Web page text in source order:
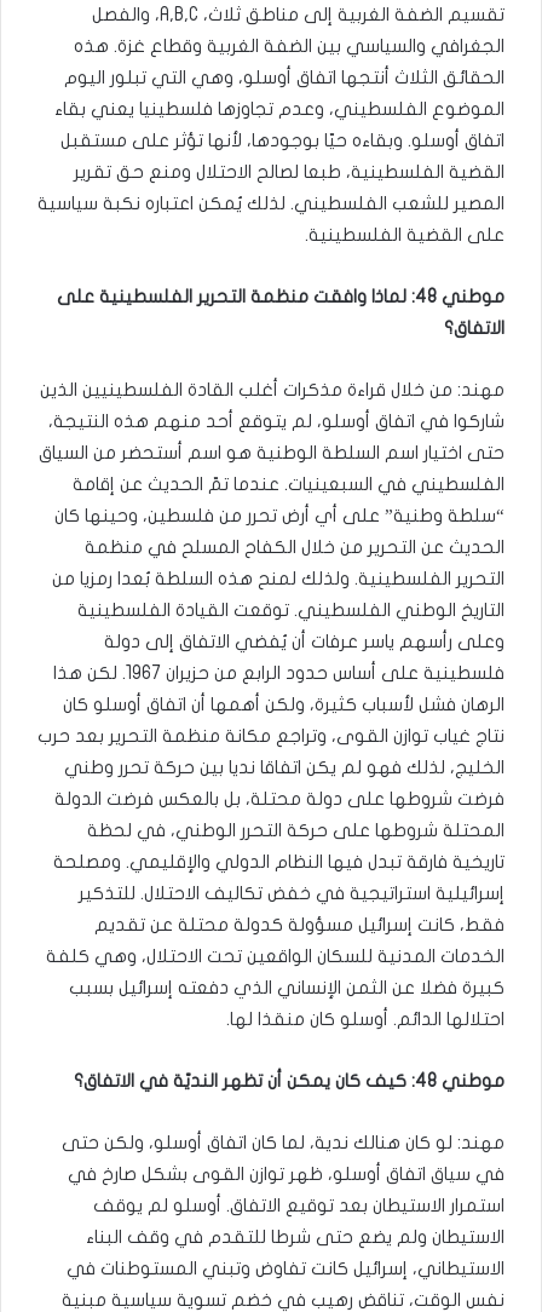
تقسيم الضفة الغربية إلى مناطق ثلاث، A,B,C، والفصل
الجغرافي والسياسي بين الضفة الغربية وقطاع غزة. هذه
الحقائق الثلاث أنتجها اتفاق أوسلو، وهي التي تبلور اليوم
الموضوع الفلسطيني، وعدم تجاوزها فلسطينيا يعني بقاء
اتفاق أوسلو. وبقاءه حيّا بوجودها، لأنها تؤثر على مستقبل
القضية الفلسطينية، طبعا لصالح الاحتلال ومنع حق تقرير
المصير للشعب الفلسطيني. لذلك يُمكن اعتباره نكبة سياسية
على القضية الفلسطينية.
موطني 48: لماذا وافقت منظمة التحرير الفلسطينية على
الاتفاق؟
مهند: من خلال قراءة مذكرات أغلب القادة الفلسطينيين الذين
شاركوا في اتفاق أوسلو، لم يتوقع أحد منهم هذه النتيجة،
حتى اختيار اسم السلطة الوطنية هو اسم أستحضر من السياق
الفلسطيني في السبعينيات. عندما تمّ الحديث عن إقامة
“سلطة وطنية” على أي أرض تحرر من فلسطين، وحينها كان
الحديث عن التحرير من خلال الكفاح المسلح في منظمة
التحرير الفلسطينية. ولذلك لمنح هذه السلطة بُعدا رمزيا من
التاريخ الوطني الفلسطيني. توقعت القيادة الفلسطينية
وعلى رأسهم ياسر عرفات أن يُفضي الاتفاق إلى دولة
فلسطينية على أساس حدود الرابع من حزيران 1967. لكن هذا
الرهان فشل لأسباب كثيرة، ولكن أهمها أن اتفاق أوسلو كان
نتاج غياب توازن القوى، وتراجع مكانة منظمة التحرير بعد حرب
الخليج، لذلك فهو لم يكن اتفاقا نديا بين حركة تحرر وطني
فرضت شروطها على دولة محتلة، بل بالعكس فرضت الدولة
المحتلة شروطها على حركة التحرر الوطني، في لحظة
تاريخية فارقة تبدل فيها النظام الدولي والإقليمي. ومصلحة
إسرائيلية استراتيجية في خفض تكاليف الاحتلال. للتذكير
فقط، كانت إسرائيل مسؤولة كدولة محتلة عن تقديم
الخدمات المدنية للسكان الواقعين تحت الاحتلال، وهي كلفة
كبيرة فضلا عن الثمن الإنساني الذي دفعته إسرائيل بسبب
احتلالها الدائم. أوسلو كان منقذا لها.
موطني 48: كيف كان يمكن أن تظهر النديّة في الاتفاق؟
مهند: لو كان هنالك ندية، لما كان اتفاق أوسلو، ولكن حتى
في سياق اتفاق أوسلو، ظهر توازن القوى بشكل صارخ في
استمرار الاستيطان بعد توقيع الاتفاق. أوسلو لم يوقف
الاستيطان ولم يضع حتى شرطا للتقدم في وقف البناء
الاستيطاني، إسرائيل كانت تفاوض وتبني المستوطنات في
نفس الوقت، تناقض رهيب في خضم تسوية سياسية مبنية